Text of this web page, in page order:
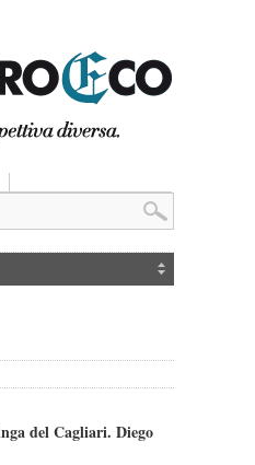
del Cagliari. Diego